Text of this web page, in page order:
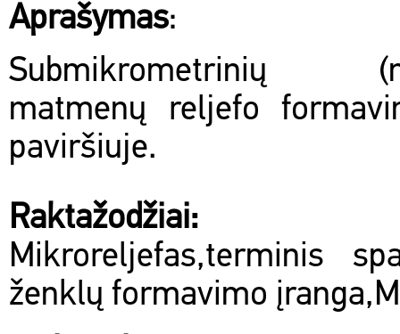
Aprašymas:
Submikrometrinių
matmenų reljefo
paviršiuje.
Raktažodžiai:
Mikroreljefas,terminis
ženklų formavimo